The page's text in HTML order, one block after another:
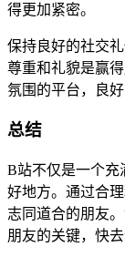
得更加紧密。
保持良好的社交
尊重和礼貌是赢
氛围的平台，良
总结
B站不仅是一个充
好地方。通过合
志同道合的朋友
朋友的关键，快去